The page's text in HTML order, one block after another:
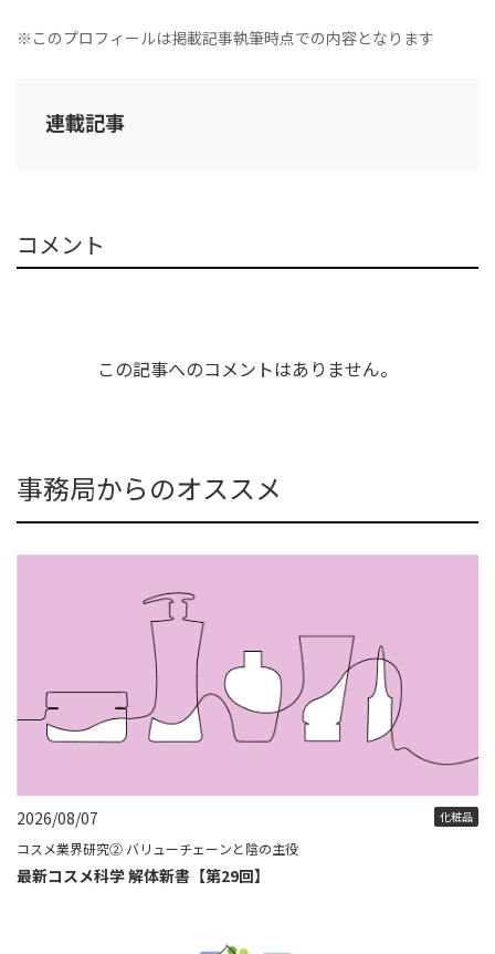
※このプロフィールは掲載記事執筆時点での内容となります
連載記事
コメント
この記事へのコメントはありません。
事務局からのオススメ
2026/08/07 化粧品
コスメ業界研究② バリューチェーンと陰の主役
最新コスメ科学 解体新書【第29回】